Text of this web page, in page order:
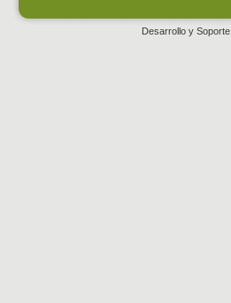
Desarrollo y Soporte